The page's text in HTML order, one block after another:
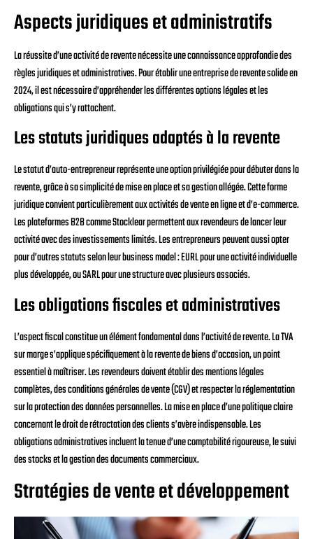
Aspects juridiques et administratifs
La réussite d’une activité de revente nécessite une connaissance approfondie des
règles juridiques et administratives. Pour établir une entreprise de revente solide en
2024, il est nécessaire d’appréhender les différentes options légales et les
obligations qui s’y rattachent.
Les statuts juridiques adaptés à la revente
Le statut d’auto-entrepreneur représente une option privilégiée pour débuter dans la
revente, grâce à sa simplicité de mise en place et sa gestion allégée. Cette forme
juridique convient particulièrement aux activités de vente en ligne et d’e-commerce.
Les plateformes B2B comme Stocklear permettent aux revendeurs de lancer leur
activité avec des investissements limités. Les entrepreneurs peuvent aussi opter
pour d’autres statuts selon leur business model : EURL pour une activité individuelle
plus développée, ou SARL pour une structure avec plusieurs associés.
Les obligations fiscales et administratives
L’aspect fiscal constitue un élément fondamental dans l’activité de revente. La TVA
sur marge s’applique spécifiquement à la revente de biens d’occasion, un point
essentiel à maîtriser. Les revendeurs doivent établir des mentions légales
complètes, des conditions générales de vente (CGV) et respecter la réglementation
sur la protection des données personnelles. La mise en place d’une politique claire
concernant le droit de rétractation des clients s’avère indispensable. Les
obligations administratives incluent la tenue d’une comptabilité rigoureuse, le suivi
des stocks et la gestion des documents commerciaux.
Stratégies de vente et développement